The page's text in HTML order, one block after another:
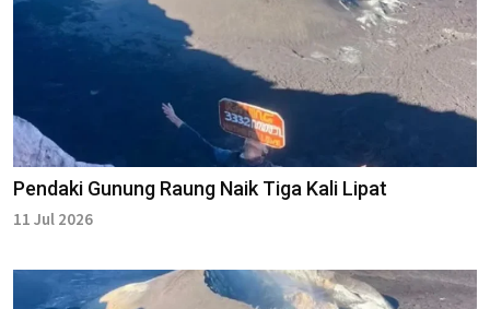
Pendaki Gunung Raung Naik Tiga Kali Lipat
11 Jul 2026